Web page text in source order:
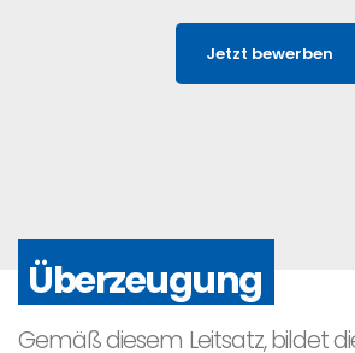
Jetzt bewerben
Überzeugung
Gemäß diesem Leitsatz, bildet